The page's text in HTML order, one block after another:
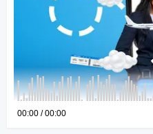
0
00:00 00:00